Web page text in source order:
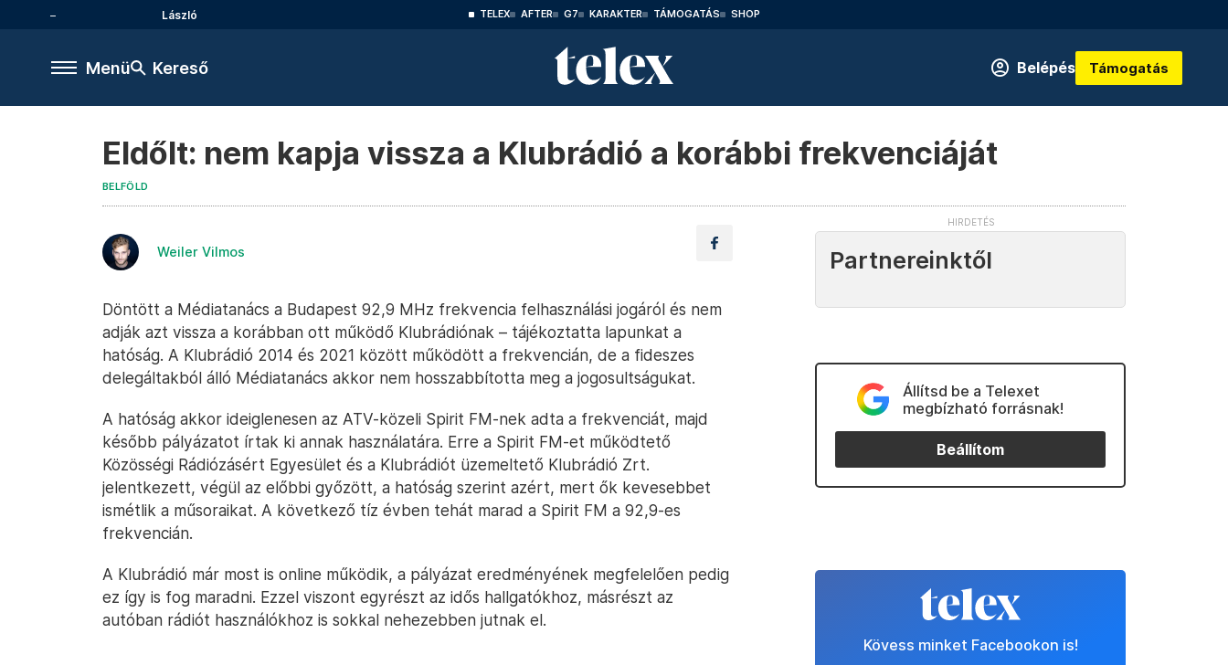
László TELEX AFTER G7 KARAKTER TÁMOGATÁS SHOP
Menü Kereső Belépés Támogatás
Eldőlt: nem kapja vissza a Klubrádió a korábbi frekvenciáját
BELFÖLD
Weiler Vilmos
Döntött a Médiatanács a Budapest 92,9 MHz frekvencia felhasználási jogáról és nem
adják azt vissza a korábban ott működő Klubrádiónak – tájékoztatta lapunkat a
hatóság. A Klubrádió 2014 és 2021 között működött a frekvencián, de a fideszes
delegáltakból álló Médiatanács akkor nem hosszabbította meg a jogosultságukat.
A hatóság akkor ideiglenesen az ATV-közeli Spirit FM-nek adta a frekvenciát, majd
később pályázatot írtak ki annak használatára. Erre a Spirit FM-et működtető
Közösségi Rádiózásért Egyesület és a Klubrádiót üzemeltető Klubrádió Zrt.
jelentkezett, végül az előbbi győzött, a hatóság szerint azért, mert ők kevesebbet
ismétlik a műsoraikat. A következő tíz évben tehát marad a Spirit FM a 92,9-es
frekvencián.
A Klubrádió már most is online működik, a pályázat eredményének megfelelően pedig
ez így is fog maradni. Ezzel viszont egyrészt az idős hallgatókhoz, másrészt az
autóban rádiót használókhoz is sokkal nehezebben jutnak el.
Partnereinktől
Állítsd be a Telexet
megbízható forrásnak!
Beállítom
Kövess minket Facebookon is!